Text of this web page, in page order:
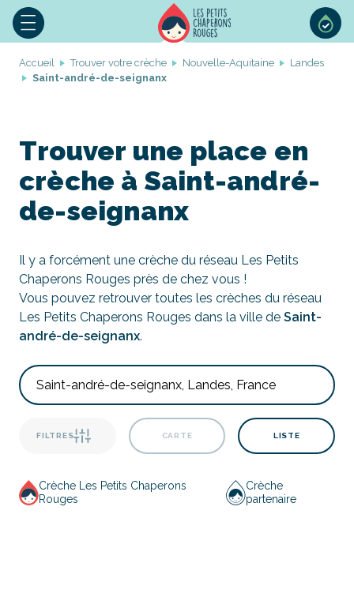
Accueil Trouver votre crèche Nouvelle-Aquitaine
Landes
Saint-andré-de-seignanx
Trouver une place en
crèche à Saint-andré-
de-seignanx
Il y a forcément une crèche du réseau Les Petits
Chaperons Rouges près de chez vous !
Vous pouvez retrouver toutes les crèches du réseau
Les Petits Chaperons Rouges dans la ville de Saint-
andré-de-seignanx.
FILTRES CARTE LISTE
Crèche Les Petits Chaperons
Rouges
Crèche
partenaire